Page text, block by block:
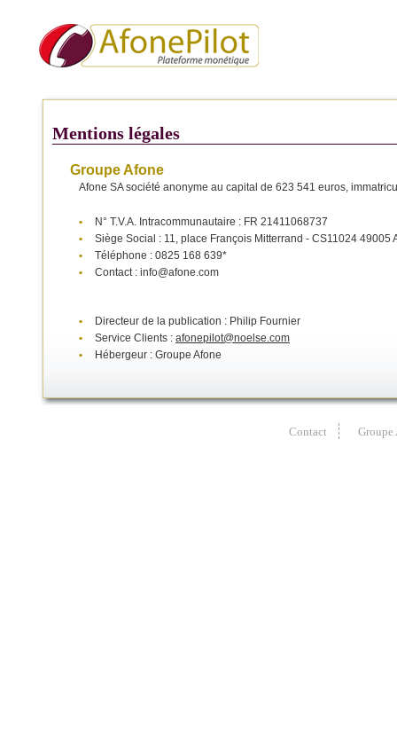
Mentions légales
Groupe Afone
Afone SA société anonyme au capital de 623 541 euros,
•
N° T.V.A. Intracommunautaire : FR 21411068737
•
Siège Social : 11, place François Mitterrand - CS11024 49005
•
Téléphone : 0825 168 639*
•
Contact : info@afone.com
•
Directeur de la publication : Philip Fournier
•
Service Clients : afonepilot@noelse.com
•
Hébergeur : Groupe Afone
Contact Groupe